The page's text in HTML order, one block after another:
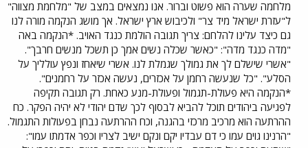
מלחמה שערה הוא פשוט וברור. אנו נמצאים במצב של "מלחמת מצווה"
ל"עזרת ישראל מיד צר" ולכיבוש ארץ ישראל. אך מושג הנקמה מורה לנו
גם כיצד עלינו להלחם: צריך תגובה הולמת כנגד האויב. *הנקמה באה
"מדה כנגד מדה": "כאשר שכלה נשים אמך כן תשכל מנשים חרבך".
"אשרי שישלם לך את גמולך שגמלת לנו. אשרי שיאחז ונפץ עולליך על
הסלע". "כל שנעשה רחמן על אכזרים, נעשה אכזר על רחמנים".
*הנקמה היא פעולת-תגמול ופעולת-מנע כאחת. רק תגובה תקיפה
לפגיעה ביהודים תוכל להביא לבסוף לכך שדם יהודי לא יהיה הפקר. כח
ההרתעה הוא מרכיב מרכזי בהגנה, וכח ההרתעה נבחן בפעולות התגמול.
"הרנינו גוים עמו כי דם עבדיו יקם ונקם ישיב לצריו וכפר אדמתו עמו":